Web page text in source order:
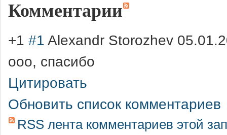
Комментарии
+1 #1 Alexandr Storozhev
ооо, спасибо
Цитировать
Обновить список комментариев
RSS лента комментариев этой